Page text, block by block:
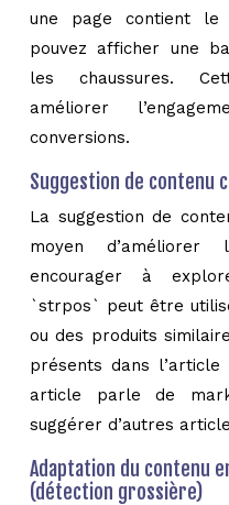
une page contient le
pouvez afficher une
les chaussures.
améliorer
conversions.
Suggestion de contenu
La suggestion de
moyen
encourager à
`strpos` peut être
ou des produits
présents dans
article parle de
suggérer d’autres
Adaptation du contenu
(détection grossière)